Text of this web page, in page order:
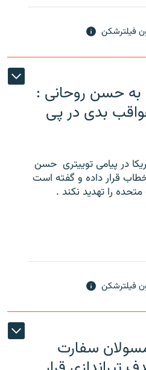
فیلترشکن
به حسن روحانی :
بدی در پی
در پیامی توییتری ‌ حسن
قرار داده و گفته است
را تهدید نکند .
فیلترشکن
سفارت